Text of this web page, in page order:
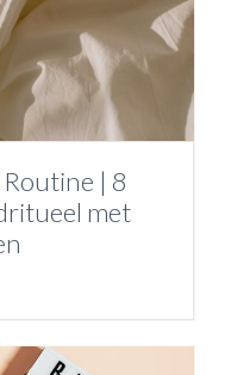
| 8
met